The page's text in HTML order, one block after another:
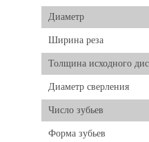
Диаметр
Ширина реза
Толщина исходного
Диаметр сверления
Число зубьев
Форма зубьев